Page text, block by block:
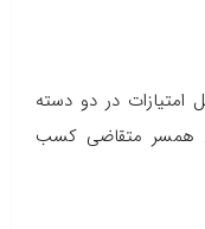
امتیازات در دو دسته
همسر متقاضی کسب